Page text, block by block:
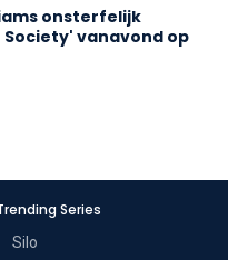
onsterfelijk
vanavond op
Series
Silo